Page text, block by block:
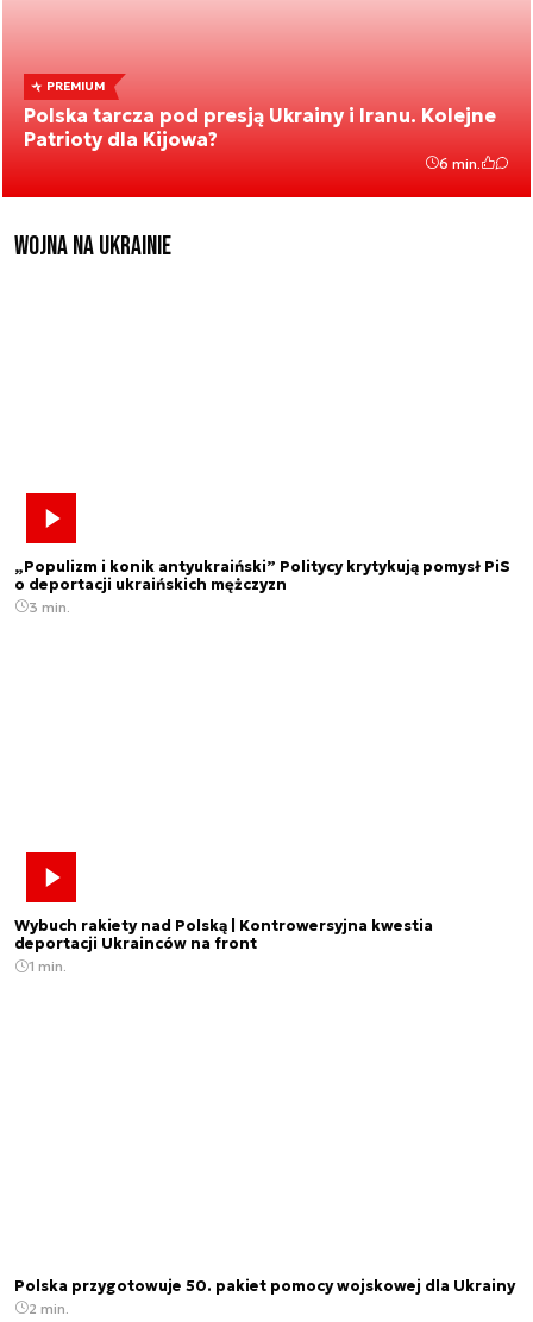
PREMIUM
Polska tarcza pod presją Ukrainy i Iranu. Kolejne
Patrioty dla Kijowa?
6 min.
Wojna na Ukrainie
„Populizm i konik antyukraiński” Politycy krytykują pomysł PiS
o deportacji ukraińskich mężczyzn
3 min.
Wybuch rakiety nad Polską | Kontrowersyjna kwestia
deportacji Ukrainców na front
1 min.
Polska przygotowuje 50. pakiet pomocy wojskowej dla Ukrainy
2 min.